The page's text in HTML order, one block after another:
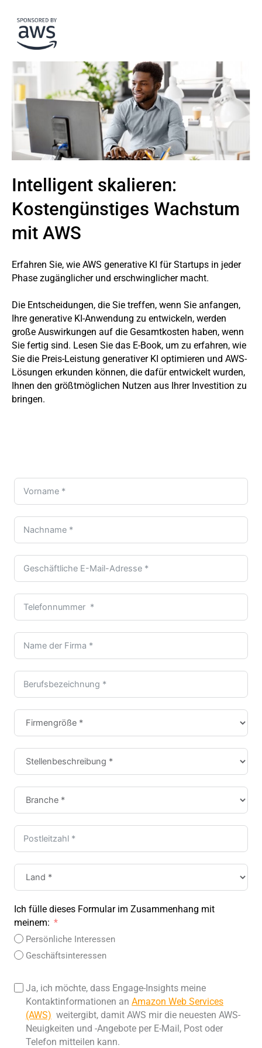
Intelligent skalieren:
Kostengünstiges Wachstum
mit AWS
Erfahren Sie, wie AWS generative KI für Startups in jeder
Phase zugänglicher und erschwinglicher macht.
Die Entscheidungen, die Sie treffen, wenn Sie anfangen,
Ihre generative KI-Anwendung zu entwickeln, werden
große Auswirkungen auf die Gesamtkosten haben, wenn
Sie fertig sind. Lesen Sie das E-Book, um zu erfahren, wie
Sie die Preis-Leistung generativer KI optimieren und AWS-
Lösungen erkunden können, die dafür entwickelt wurden,
Ihnen den größtmöglichen Nutzen aus Ihrer Investition zu
bringen.
Ich fülle dieses Formular im Zusammenhang mit
meinem:
Persönliche Interessen
Geschäftsinteressen
Ja, ich möchte, dass Engage-Insights meine
Kontaktinformationen an Amazon Web Services
(AWS) weitergibt, damit AWS mir die neuesten AWS-
Neuigkeiten und -Angebote per E-Mail, Post oder
Telefon mitteilen kann.